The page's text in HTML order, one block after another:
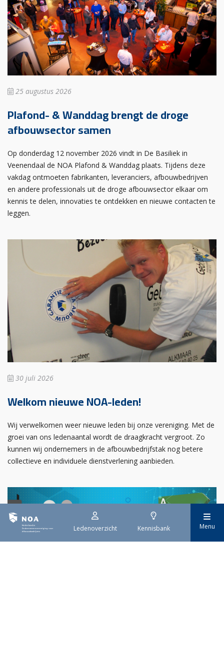
Ledenoverzicht Kennisbank Menu
25 augustus 2026
Plafond- & Wanddag brengt de droge
afbouwsector samen
Op donderdag 12 november 2026 vindt in De Basiliek in
Veenendaal de NOA Plafond & Wanddag plaats. Tijdens deze
vakdag ontmoeten fabrikanten, leveranciers, afbouwbedrijven
en andere professionals uit de droge afbouwsector elkaar om
kennis te delen, innovaties te ontdekken en nieuwe contacten te
leggen.
30 juli 2026
Welkom nieuwe NOA-leden!
Wij verwelkomen weer nieuwe leden bij onze vereniging. Met de
groei van ons ledenaantal wordt de draagkracht vergroot. Zo
kunnen wij ondernemers in de afbouwbedrijfstak nog betere
collectieve en individuele dienstverlening aanbieden.